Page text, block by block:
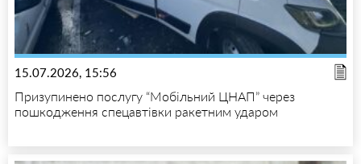
15.07.2026, 15:56
Призупинено послугу “Мобільний ЦНАП” через
пошкодження спецавтівки ракетним ударом